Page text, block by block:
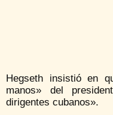
Hegseth insistió en
manos» del
dirigentes cubanos».